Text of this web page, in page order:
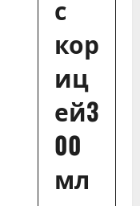
с
кор
иц
ей3
00
мл